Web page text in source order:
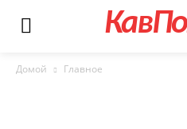
Домой Главное